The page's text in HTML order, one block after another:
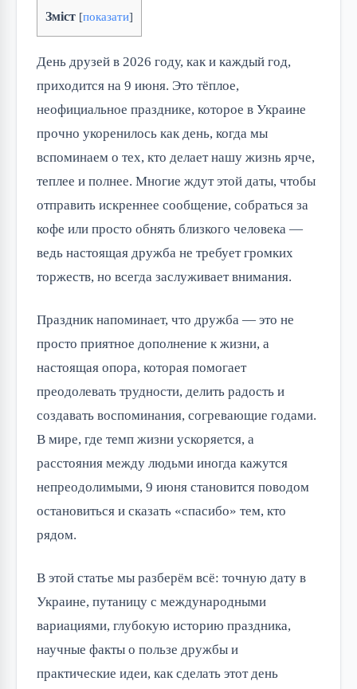
Зміст [показати]
День друзей в 2026 году, как и каждый год,
приходится на 9 июня. Это тёплое,
неофициальное празднике, которое в Украине
прочно укоренилось как день, когда мы
вспоминаем о тех, кто делает нашу жизнь ярче,
теплее и полнее. Многие ждут этой даты, чтобы
отправить искреннее сообщение, собраться за
кофе или просто обнять близкого человека —
ведь настоящая дружба не требует громких
торжеств, но всегда заслуживает внимания.
Праздник напоминает, что дружба — это не
просто приятное дополнение к жизни, а
настоящая опора, которая помогает
преодолевать трудности, делить радость и
создавать воспоминания, согревающие годами.
В мире, где темп жизни ускоряется, а
расстояния между людьми иногда кажутся
непреодолимыми, 9 июня становится поводом
остановиться и сказать «спасибо» тем, кто
рядом.
В этой статье мы разберём всё: точную дату в
Украине, путаницу с международными
вариациями, глубокую историю праздника,
научные факты о пользе дружбы и
практические идеи, как сделать этот день